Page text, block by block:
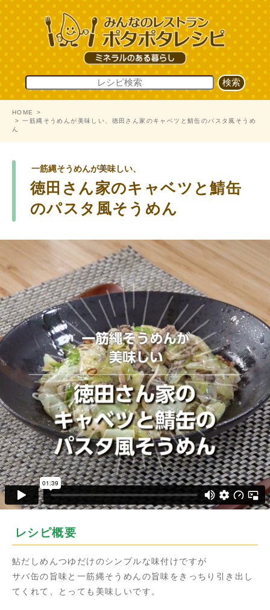
HOME
一筋縄そうめんが美味しい、徳田さん家のキャベツと鯖缶のパスタ風そうめ
ん
一筋縄そうめんが美味しい、
徳田さん家のキャベツと鯖缶
のパスタ風そうめん
レシピ概要
鮎だしめんつゆだけのシンプルな味付けですが
サバ缶の旨味と一筋縄そうめんの旨味をきっちり引き出し
てくれて、とっても美味しいです。